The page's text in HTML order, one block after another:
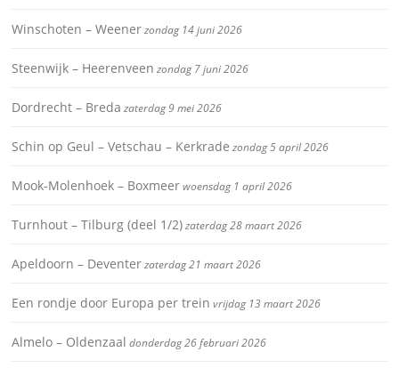
Winschoten – Weenerzondag 14 juni 2026
Steenwijk – Heerenveen zondag 7 juni 2026
Dordrecht – Breda zaterdag 9 mei 2026
Schin op Geul – Vetschau – Kerkrade zondag 5 april 2026
Mook-Molenhoek – Boxmeerwoensdag 1 april 2026
Turnhout – Tilburg (deel 1/2)zaterdag 28 maart 2026
Apeldoorn – Deventerzaterdag 21 maart 2026
Een rondje door Europa per trein vrijdag 13 maart 2026
Almelo – Oldenzaal donderdag 26 februari 2026